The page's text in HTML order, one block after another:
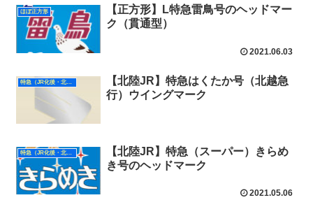
ほぼ正方形
【正方形】L特急雷鳥号のヘッドマー
ク（貫通型）
2021.06.03
特急（JR化後・北陸）
【北陸JR】特急はくたか号（北越急
行）ウイングマーク
特急（JR化後・北陸）
【北陸JR】特急（スーパー）きらめ
き号のヘッドマーク
2021.05.06